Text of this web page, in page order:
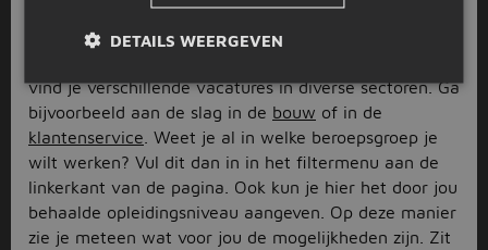
en omstreken
vind je verschillende vacatures in diverse sectoren. Ga
bijvoorbeeld aan de slag in de bouw of in de
klantenservice . Weet je al in welke beroepsgroep je
wilt werken? Vul dit dan in in het filtermenu aan de
linkerkant van de pagina. Ook kun je hier het door jou
behaalde opleidingsniveau aangeven. Op deze manier
zie je meteen wat voor jou de mogelijkheden zijn. Zit
DETAILS WEERGEVEN